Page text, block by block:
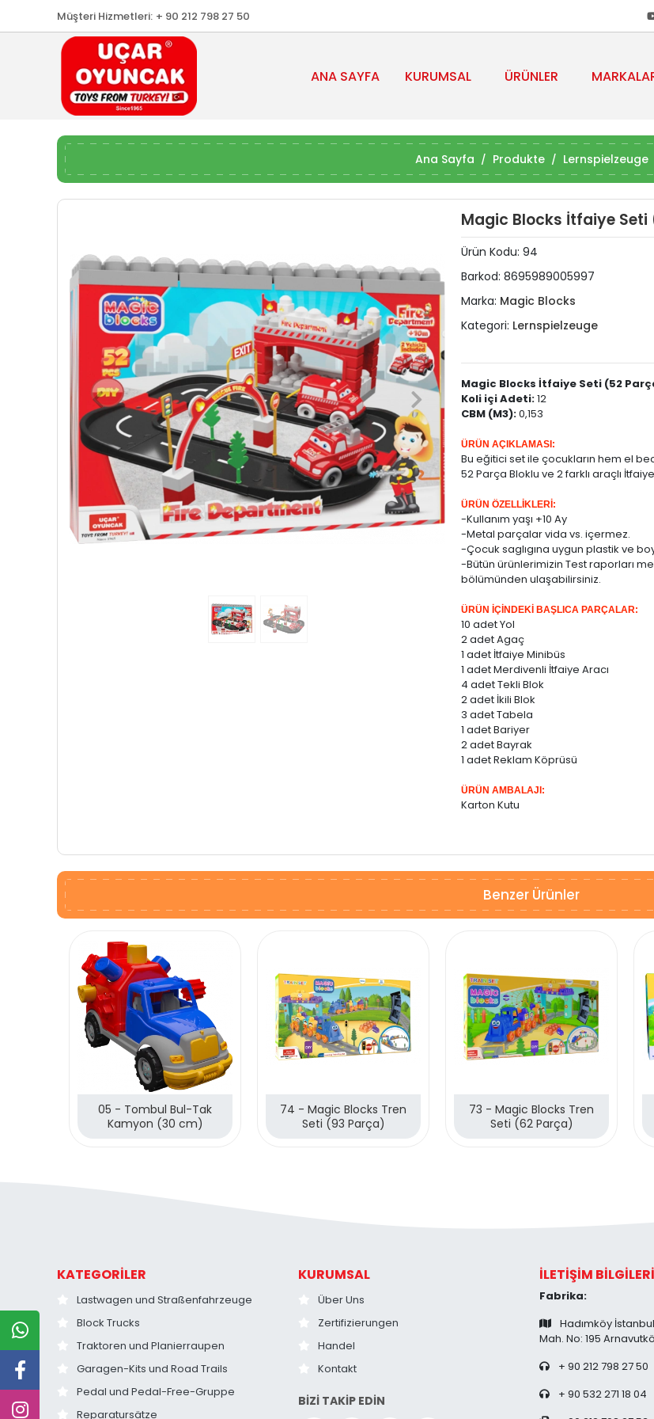
Müşteri Hizmetleri: + 90 212 798 27 50
ANA SAYFA KURUMSAL ÜRÜNLER
Ana Sayfa Produkte Lernspielzeuge
Magic Blocks İtfaiye
Ürün Kodu: 94
Barkod: 8695989005997
Marka: Magic Blocks
Kategori: Lernspielzeuge
Magic Blocks İtfaiye Seti (52
Koli içi Adeti:12
CBM (M3):0,153
ÜRÜN AÇIKLAMASI:
Bu eğitici set ile çocukların hem el
52 Parça Bloklu ve 2 farklı araçlı
ÜRÜN ÖZELLİKLERİ:
-Kullanım yaşı +10 Ay
-Metal parçalar vida vs. içermez.
-Çocuk saglıgına uygun plastik ve
-Bütün ürünlerimizin Test raporları
bölümünden ulaşabilirsiniz.
ÜRÜN İÇİNDEKİ BAŞLICA PARÇALAR:
10 adet Yol
2 adet Agaç
1 adet İtfaiye Minibüs
1 adet Merdivenli İtfaiye Aracı
4 adet Tekli Blok
2 adet İkili Blok
3 adet Tabela
1 adet Bariyer
2 adet Bayrak
1 adet Reklam Köprüsü
ÜRÜN AMBALAJI:
Karton Kutu
Benzer Ürünler
05 - Tombul Bul-Tak
Kamyon (30 cm)
74 - Magic Blocks Tren
Seti (93 Parça)
73 - Magic Blocks Tren
Seti (62 Parça)
KATEGORİLER
Lastwagen und Straßenfahrzeuge
Block Trucks
Traktoren und Planierraupen
Garagen-Kits und Road Trails
Pedal und Pedal-Free-Gruppe
Reparatursätze
KURUMSAL
Über Uns
Zertifizierungen
Handel
Kontakt
BİZİ TAKİP EDİN
İLETİŞİM
Fabrika:
Hadımköy
Mah. No: 195
+ 90 212 798 27 50
+ 90 532 271 18 04